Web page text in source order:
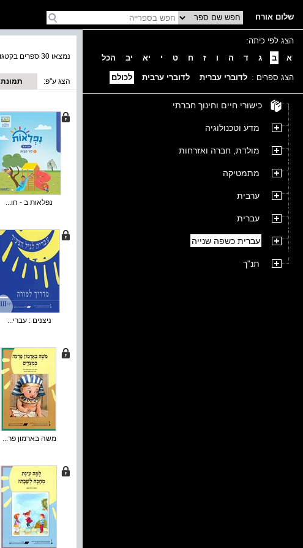
שלום אורח
הצג לפי כיתה:
א
ב ג ד ה ו ז ח ט י יא יב הכל
הצג ספרים : לדוברי עברית לדוברי ערבית לכולם
כישורי חיים וחינוך חברתי
מדע וטכנולוגיה
מולדת, חברה ואזרחות
מתמטיקה
ערבית
עברית
עברית כשפה שנייה
תנ"ך
נמצאו 30 ספרים בקטגוריה
הצג ע''פ:
תמונת
נפלאות ב - חו...
ניצנים : עברי...
משה בארמון פר...